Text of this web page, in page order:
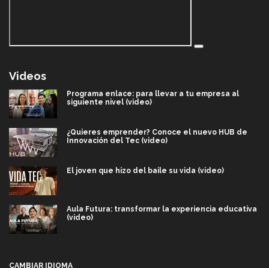
Videos
Programa enlace: para llevar a tu empresa al
siguiente nivel (video)
¿Quieres emprender? Conoce el nuevo HUB de
Innovación del Tec (video)
El joven que hizo del baile su vida (video)
Aula Futura: transformar la experiencia educativa
(video)
CAMBIAR IDIOMA